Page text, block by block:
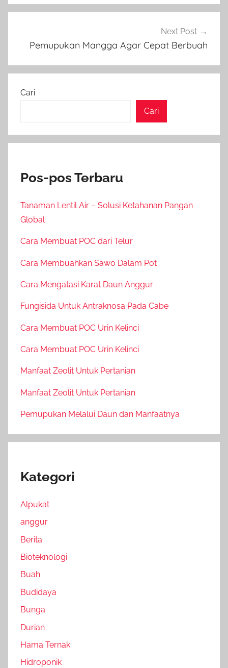
Next Post
Pemupukan Mangga Agar Cepat Berbuah
Cari
Cari
Pos-pos Terbaru
Tanaman Lentil Air – Solusi Ketahanan Pangan
Global
Cara Membuat POC dari Telur
Cara Membuahkan Sawo Dalam Pot
Cara Mengatasi Karat Daun Anggur
Fungisida Untuk Antraknosa Pada Cabe
Cara Membuat POC Urin Kelinci
Cara Membuat POC Urin Kelinci
Manfaat Zeolit Untuk Pertanian
Manfaat Zeolit Untuk Pertanian
Pemupukan Melalui Daun dan Manfaatnya
Kategori
Alpukat
anggur
Berita
Bioteknologi
Buah
Budidaya
Bunga
Durian
Hama Ternak
Hidroponik